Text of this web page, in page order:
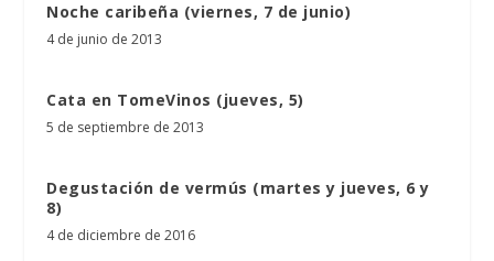
Noche caribeña (viernes, 7 de junio)
4 de junio de 2013
Cata en TomeVinos (jueves, 5)
5 de septiembre de 2013
Degustación de vermús (martes y jueves, 6 y
8)
4 de diciembre de 2016